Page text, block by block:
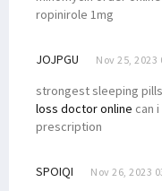
ropinirole 1mg
JOJPGU Nov 25, 2023
strongest sleeping
loss doctor online can
prescription
SPOIQI Nov 26, 2023